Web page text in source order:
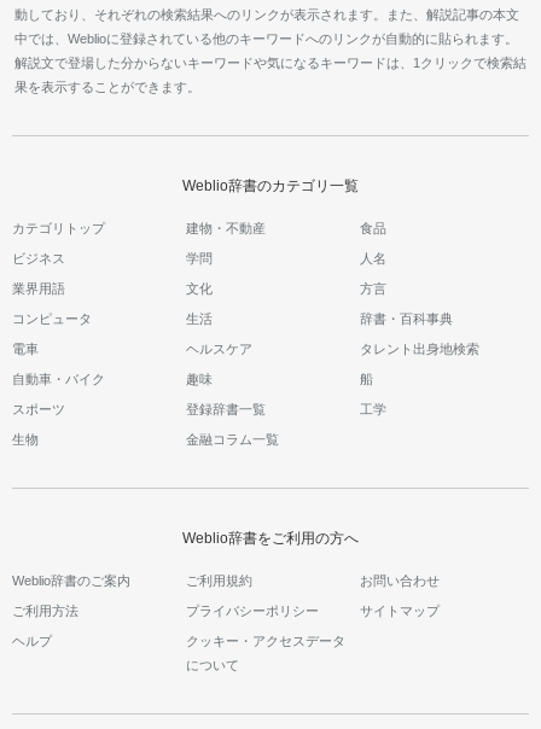
動しており、それぞれの検索結果へのリンクが表示されます。また、解説記事の本文
中では、Weblioに登録されている他のキーワードへのリンクが自動的に貼られます。
解説文で登場した分からないキーワードや気になるキーワードは、1クリックで検索結
果を表示することができます。
Weblio辞書のカテゴリ一覧
カテゴリトップ 建物・不動産 食品
ビジネス 学問 人名
業界用語 文化 方言
コンピュータ 生活 辞書・百科事典
電車 ヘルスケア タレント出身地検索
自動車・バイク 趣味 船
スポーツ 登録辞書一覧 工学
生物 金融コラム一覧
Weblio辞書をご利用の方へ
Weblio辞書のご案内 ご利用規約 お問い合わせ
ご利用方法 プライバシーポリシー サイトマップ
ヘルプ
クッキー・アクセスデータ
について